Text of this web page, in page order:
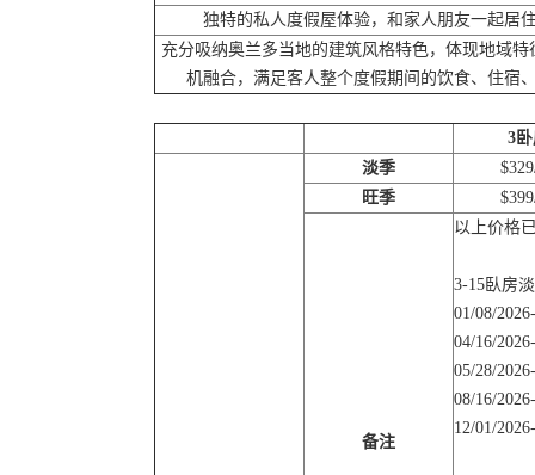
独特的私人度假屋体验，和家人朋友一起居
充分吸纳奥兰多当地的建筑风格特色，体现地域
机融合，满足客人整个度假期间的饮食、住宿
3
淡季
旺季
备注
以上价格
3-15臥房
01/08/
04/16/
05/28/
08/16/
12/01/